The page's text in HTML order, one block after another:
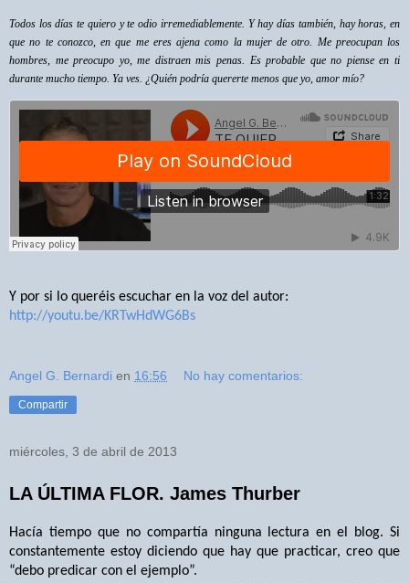
Todos los días te quiero y te odio irremediablemente. Y hay días también, hay horas, en
que no te conozco, en que me eres ajena como la mujer de otro. Me preocupan los
hombres, me preocupo yo, me distraen mis penas. Es probable que no piense en ti
durante mucho tiempo. Ya ves. ¿Quién podría quererte menos que yo, amor mío?
Y por si lo queréis escuchar en la voz del autor:
http://youtu.be/KRTwHdWG6Bs
Angel G. Bernardi en 16:56 No hay comentarios:
Compartir
miércoles, 3 de abril de 2013
LA ÚLTIMA FLOR. James Thurber
Hacía tiempo que no compartía ninguna lectura en el blog. Si
constantemente estoy diciendo que hay que practicar, creo que
“debo predicar con el ejemplo”.